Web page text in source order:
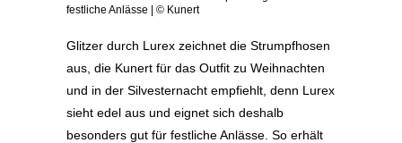
festliche Anlässe | © Kunert
Glitzer durch Lurex zeichnet die Strumpfhosen
aus, die Kunert für das Outfit zu Weihnachten
und in der Silvesternacht empfiehlt, denn Lurex
sieht edel aus und eignet sich deshalb
besonders gut für festliche Anlässe. So erhält